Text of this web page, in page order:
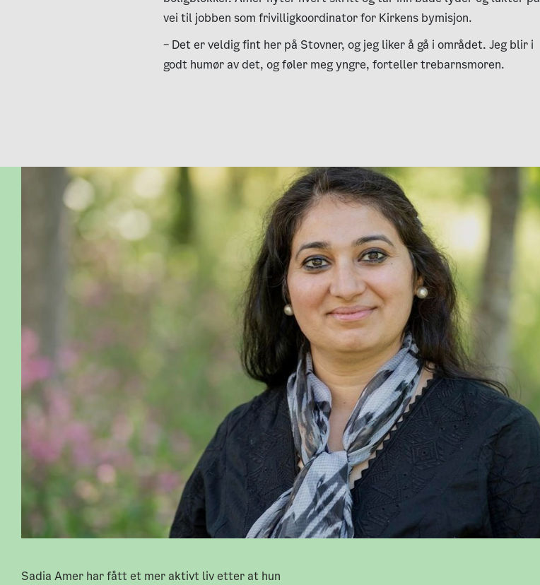
vei til jobben som frivilligkoordinator for Kirkens bymisjon.
– Det er veldig fint her på Stovner, og jeg liker å gå i området. Jeg blir i
godt humør av det, og føler meg yngre, forteller trebarnsmoren.
Sadia Amer har fått et mer aktivt liv etter at hun